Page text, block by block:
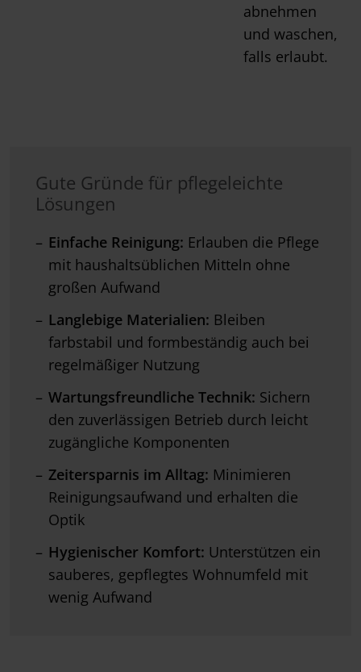
abnehmen
und waschen,
falls erlaubt.
Gute Gründe für pflegeleichte
Lösungen
Einfache Reinigung: Erlauben die Pflege
mit haushaltsüblichen Mitteln ohne
großen Aufwand
Langlebige Materialien: Bleiben
farbstabil und formbeständig auch bei
regelmäßiger Nutzung
Wartungsfreundliche Technik: Sichern
den zuverlässigen Betrieb durch leicht
zugängliche Komponenten
Zeitersparnis im Alltag: Minimieren
Reinigungsaufwand und erhalten die
Optik
Hygienischer Komfort: Unterstützen ein
sauberes, gepflegtes Wohnumfeld mit
wenig Aufwand